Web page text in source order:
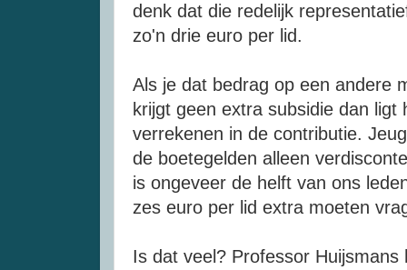
denk dat die redelijk
zo'n drie euro per lid.
Als je dat bedrag op een andere
krijgt geen extra subsidie dan
verrekenen in de contributie.
de boetegelden alleen
is ongeveer de helft van ons
zes euro per lid extra moeten
Is dat veel? Professor Huijsmans